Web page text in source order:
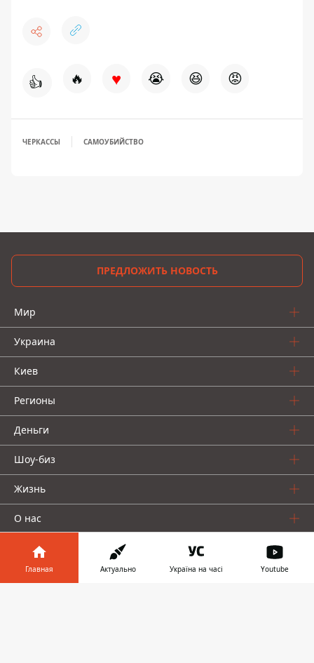
👍 🔥 ♥ 😭 😆 😡
ЧЕРКАССЫ САМОУБИЙСТВО
ПРЕДЛОЖИТЬ НОВОСТЬ
Мир
Украина
Киев
Регионы
Деньги
Шоу-биз
Жизнь
О нас
Главная Актуально Україна на часі Youtube